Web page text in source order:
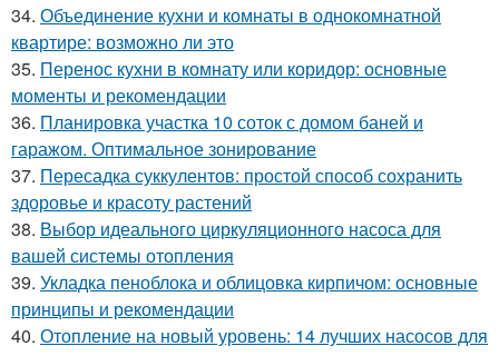
34. Объединение кухни и комнаты в однокомнатной
квартире: возможно ли это
35. Перенос кухни в комнату или коридор: основные
моменты и рекомендации
36. Планировка участка 10 соток с домом баней и
гаражом. Оптимальное зонирование
37. Пересадка суккулентов: простой способ сохранить
здоровье и красоту растений
38. Выбор идеального циркуляционного насоса для
вашей системы отопления
39. Укладка пеноблока и облицовка кирпичом: основные
принципы и рекомендации
40. Отопление на новый уровень: 14 лучших насосов для